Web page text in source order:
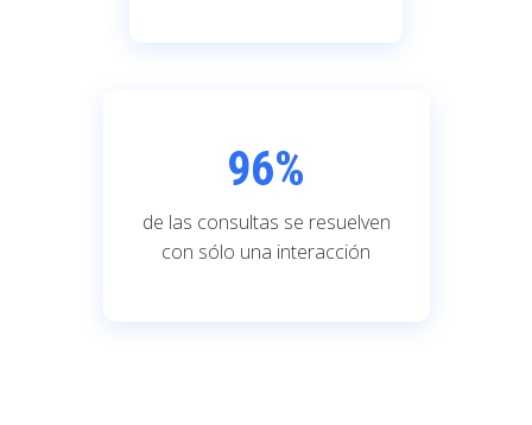
96%
de las consultas se resuelven
con sólo una interacción